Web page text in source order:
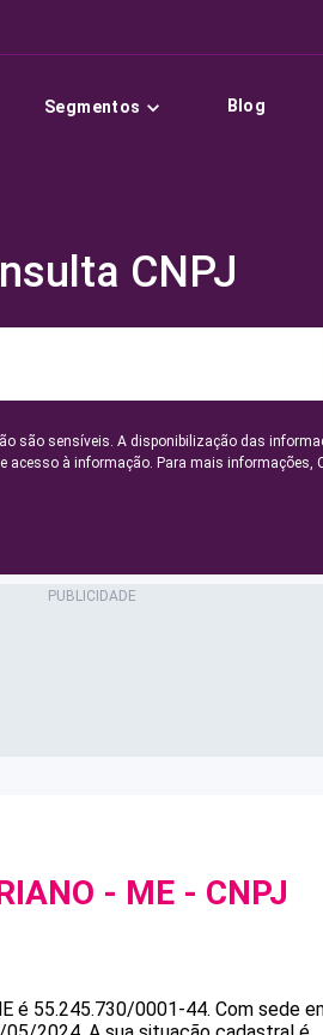
Segmentos Blog
CNPJ
são sensíveis. A disponibilização das
acesso à informação. Para mais informações,
- ME - CNPJ
é 55.245.730/0001-44. Com sede